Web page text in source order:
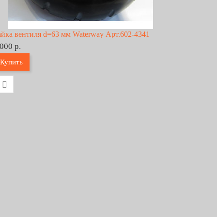
вентиля d=63 мм Waterway Арт.602-4341
р.
Купить